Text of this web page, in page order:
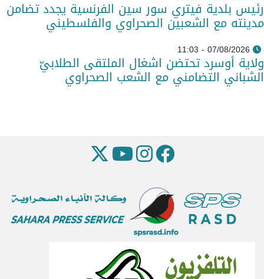
رئيس بلدية فيتري سور سين الفرنسية يجدد تضامن
مدينته مع الشعبين الصحراوي والفلسطيني
07/08/2026 - 11:03
ولاية أوسرد تحتضن اشغال الملتقى الطلابيّ
الشباني التضامني مع الشعب الصحراوي